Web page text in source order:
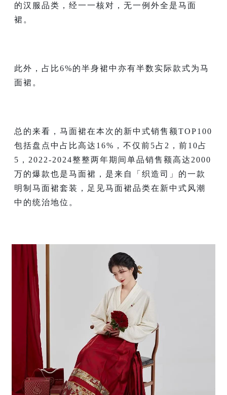
的汉服品类，经一一核对，无一例外全是马面
裙。
此外，占比6%的半身裙中亦有半数实际款式为马
面裙。
总的来看，马面裙在本次的新中式销售额TOP100
包括盘点中占比高达16%，不仅前5占2，前10占
5，2022-2024整整两年期间单品销售额高达2000
万的爆款也是马面裙，是来自「织造司」的一款
明制马面裙套装，足见马面裙品类在新中式风潮
中的统治地位。